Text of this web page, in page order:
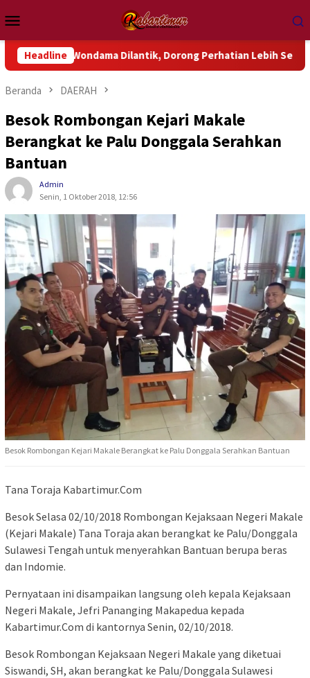
ke
kontenMobile
Headline
Wondama Dilantik, Dorong Perhatian Lebih Serius Terhadap
Beranda DAERAH
Besok Rombongan Kejari Makale
Berangkat ke Palu Donggala Serahkan
Bantuan
Admin
Senin, 1 Oktober 2018, 12:56
Besok Rombongan Kejari Makale Berangkat ke Palu Donggala Serahkan Bantuan
Tana Toraja Kabartimur.Com
Besok Selasa 02/10/2018 Rombongan Kejaksaan Negeri Makale
(Kejari Makale) Tana Toraja akan berangkat ke Palu/Donggala
Sulawesi Tengah untuk menyerahkan Bantuan berupa beras
dan Indomie.
Pernyataan ini disampaikan langsung oleh kepala Kejaksaan
Negeri Makale, Jefri Pananging Makapedua kepada
Kabartimur.Com di kantornya Senin, 02/10/2018.
Besok Rombongan Kejaksaan Negeri Makale yang diketuai
Siswandi, SH, akan berangkat ke Palu/Donggala Sulawesi